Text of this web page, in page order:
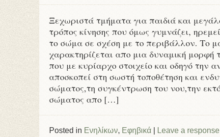
Ξεχωριστά τμήματα για παιδιά και
τρόπος κίνησης που όμως γυμνάζει,
το σώμα σε σχέση με το περιβάλλον. Το
χαρακτηρίζεται απο μια δυναμική μορφή
που με κυρίαρχο στοιχείο και οδηγό την
αποσκοπεί στη σωστή τοποθέτηση και
σώματος,τη συγκέντρωση του νου,την
σώματος απο […]
Posted in Ενηλίκων, Εφηβικά Leave a response